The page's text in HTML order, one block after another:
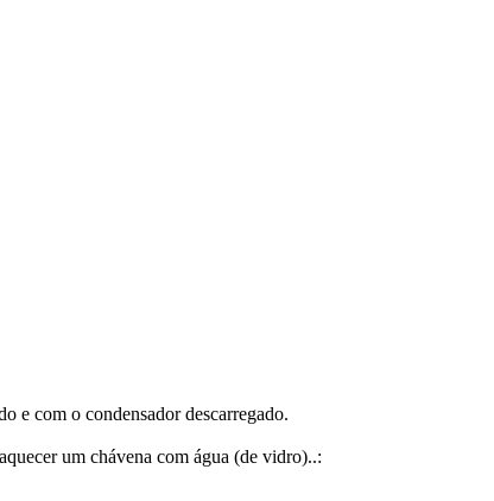
e com o condensador descarregado.
um chávena com água (de vidro)..: